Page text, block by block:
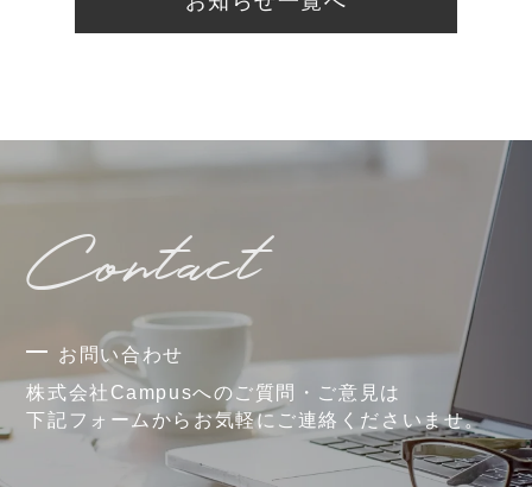
Contact
お問い合わせ
株式会社Campusへのご質問・ご意見は
下記フォームからお気軽にご連絡くださいませ。